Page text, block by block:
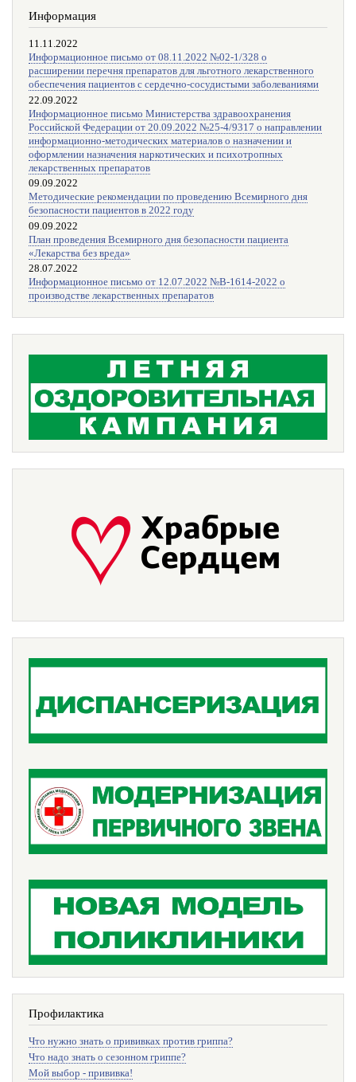
Информация
11.11.2022
Информационное письмо от 08.11.2022 №02-1/328 о
расширении перечня препаратов для льготного лекарственного
обеспечения пациентов с сердечно-сосудистыми заболеваниями
22.09.2022
Информационное письмо Министерства здравоохранения
Российской Федерации от 20.09.2022 №25-4/9317 о направлении
информационно-методических материалов о назначении и
оформлении назначения наркотических и психотропных
лекарственных препаратов
09.09.2022
Методические рекомендации по проведению Всемирного дня
безопасности пациентов в 2022 году
09.09.2022
План проведения Всемирного дня безопасности пациента
«Лекарства без вреда»
28.07.2022
Информационное письмо от 12.07.2022 №В-1614-2022 о
производстве лекарственных препаратов
Профилактика
Что нужно знать о прививках против гриппа?
Что надо знать о сезонном гриппе?
Мой выбор - прививка!